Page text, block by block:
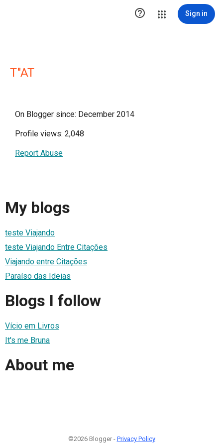
 Sign in
T"AT
On Blogger since: December 2014
Profile views: 2,048
Report Abuse
My blogs
teste Viajando
teste Viajando Entre Citações
Viajando entre Citações
Paraíso das Ideias
Blogs I follow
Vício em Livros
It's me Bruna
About me
©2026 Blogger - Privacy Policy